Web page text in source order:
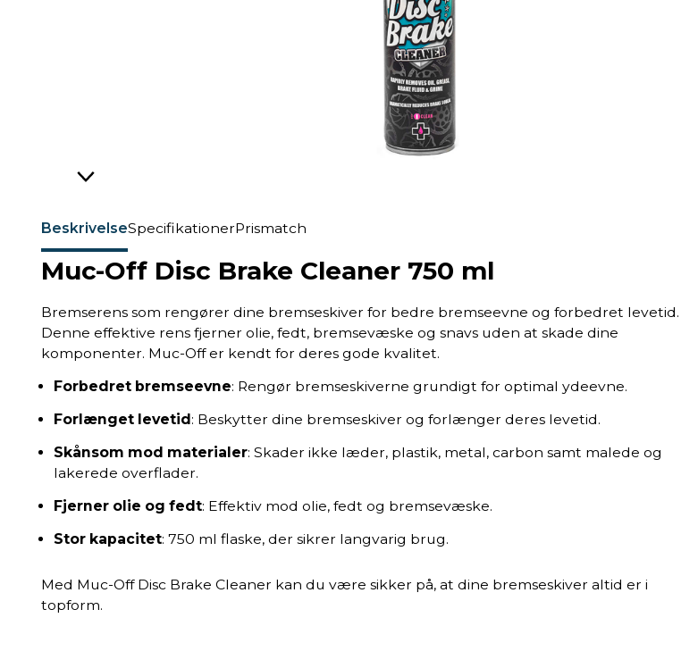
BeskrivelseSpecifikationerPrismatch
Muc-Off Disc Brake Cleaner 750 ml
Bremserens som rengører dine bremseskiver for bedre bremseevne og forbedret levetid.
Denne effektive rens fjerner olie, fedt, bremsevæske og snavs uden at skade dine
komponenter. Muc-Off er kendt for deres gode kvalitet.
Forbedret bremseevne: Rengør bremseskiverne grundigt for optimal ydeevne.
Forlænget levetid: Beskytter dine bremseskiver og forlænger deres levetid.
Skånsom mod materialer: Skader ikke læder, plastik, metal, carbon samt malede og
lakerede overflader.
Fjerner olie og fedt: Effektiv mod olie, fedt og bremsevæske.
Stor kapacitet: 750 ml flaske, der sikrer langvarig brug.
Med Muc-Off Disc Brake Cleaner kan du være sikker på, at dine bremseskiver altid er i
topform.